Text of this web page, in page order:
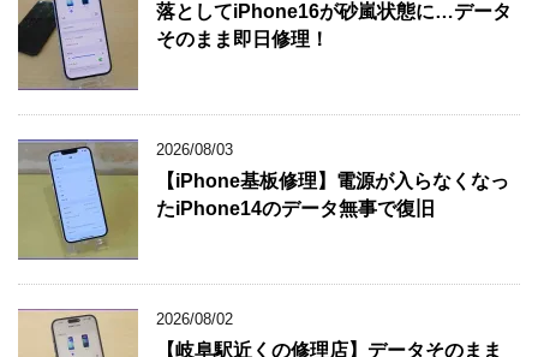
落としてiPhone16が砂嵐状態に…データ
そのまま即日修理！
2026/08/03
【iPhone基板修理】電源が入らなくなっ
たiPhone14のデータ無事で復旧
2026/08/02
【岐阜駅近くの修理店】データそのまま